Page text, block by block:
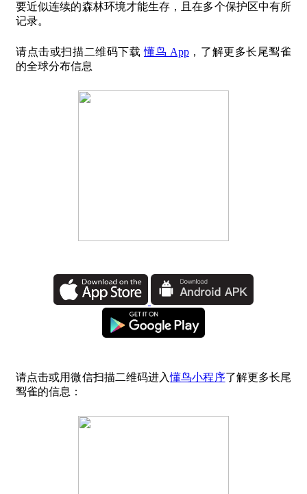
要近似连续的森林环境才能生存，且在多个保护区中有所
记录。
请点击或扫描二维码下载懂鸟 App，了解更多长尾䴕雀
的全球分布信息
请点击或用微信扫描二维码进入懂鸟小程序了解更多长尾
䴕雀的信息：